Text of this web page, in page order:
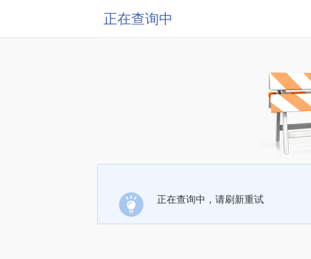
正在查询中
正在查询中，请刷新重试